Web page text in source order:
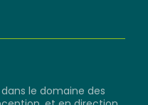
dans le domaine des